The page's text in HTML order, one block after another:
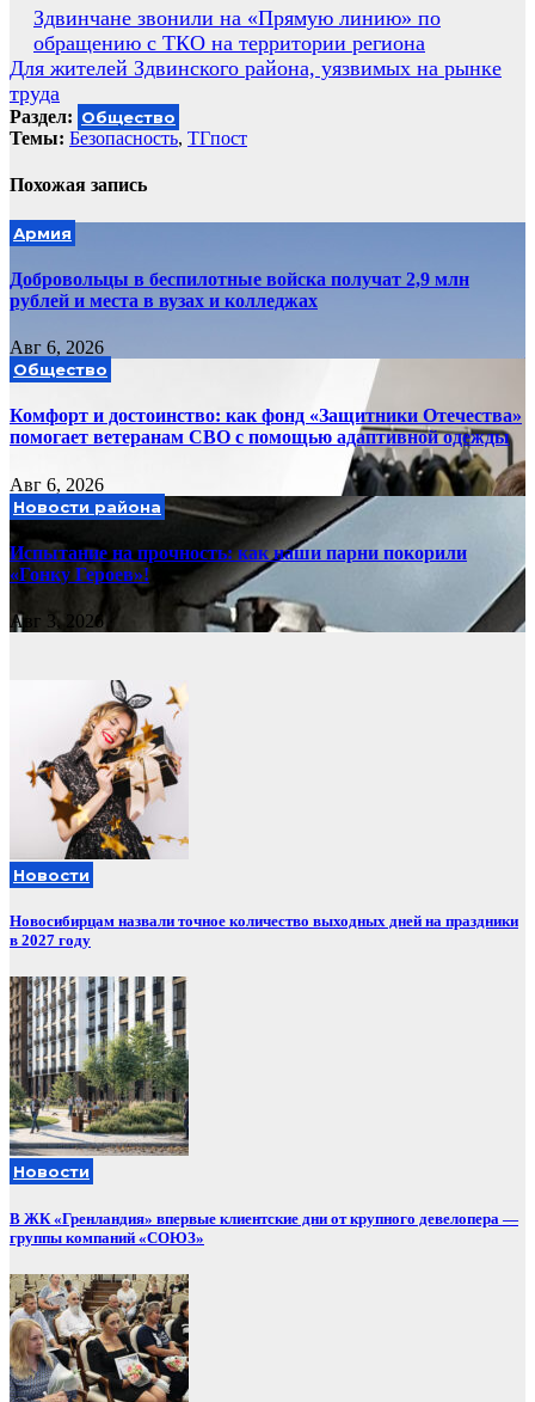
Навигация
по
записям
Здвинчане звонили на «Прямую линию» по
обращению с ТКО на территории региона
Для жителей Здвинского района, уязвимых на рынке
труда
Раздел: Общество
Темы: Безопасность, ТГпост
Похожая запись
Армия
Добровольцы в беспилотные войска получат 2,9 млн
рублей и места в вузах и колледжах
Авг 6, 2026
Общество
Комфорт и достоинство: как фонд «Защитники Отечества»
помогает ветеранам СВО с помощью адаптивной одежды
Авг 6, 2026
Новости района
Испытание на прочность: как наши парни покорили
«Гонку Героев»!
Авг 3, 2026
Новости
Новосибирцам назвали точное количество выходных дней на праздники
в 2027 году
Новости
В ЖК «Гренландия» впервые клиентские дни от крупного девелопера —
группы компаний «СОЮЗ»